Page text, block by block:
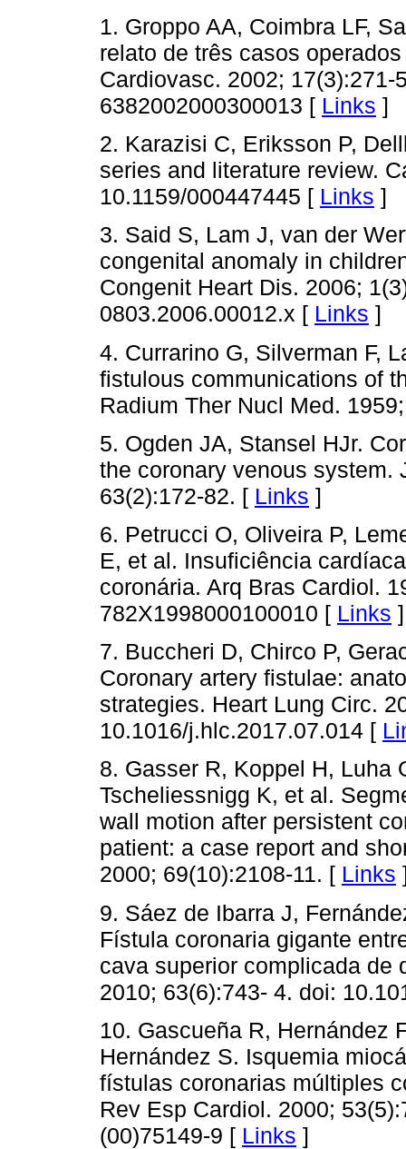
1. Groppo AA, Coimbra LF,
relato de três casos
Cardiovasc. 2002; 17(3):271-
6382002000300013 [ Links ]
2. Karazisi C, Eriksson P,
series and literature review.
10.1159/000447445 [ Links ]
3. Said S, Lam J, van der
congenital anomaly in
Congenit Heart Dis. 2006;
0803.2006.00012.x [ Links ]
4. Currarino G, Silverman F,
fistulous communications of
Radium Ther Nucl Med.
5. Ogden JA, Stansel HJr.
the coronary venous system.
63(2):172-82. [ Links ]
6. Petrucci O, Oliveira P,
E, et al. Insuficiência
coronária. Arq Bras Cardiol.
782X1998000100010 [ Links ]
7. Buccheri D, Chirco P,
Coronary artery fistulae:
strategies. Heart Lung Circ.
10.1016/j.hlc.2017.07.014 [
8. Gasser R, Koppel H, Luha
Tscheliessnigg K, et al.
wall motion after persistent
patient: a case report and
2000; 69(10):2108-11. [ Links
9. Sáez de Ibarra J,
Fístula coronaria gigante
cava superior complicada de
2010; 63(6):743- 4. doi:
10. Gascueña R, Hernández
Hernández S. Isquemia
fístulas coronarias múltiples
Rev Esp Cardiol. 2000;
(00)75149-9 [ Links ]